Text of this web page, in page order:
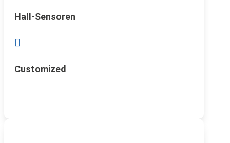
Hall-Sensoren

Customized